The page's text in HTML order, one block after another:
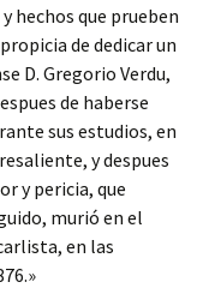
hechos que prueben
de dedicar un
D. Gregorio Verdu,
de haberse
sus estudios, en
y despues
y pericia, que
murió en el
en las